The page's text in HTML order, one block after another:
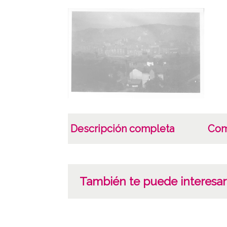
Descripción completa
También te puede interesar